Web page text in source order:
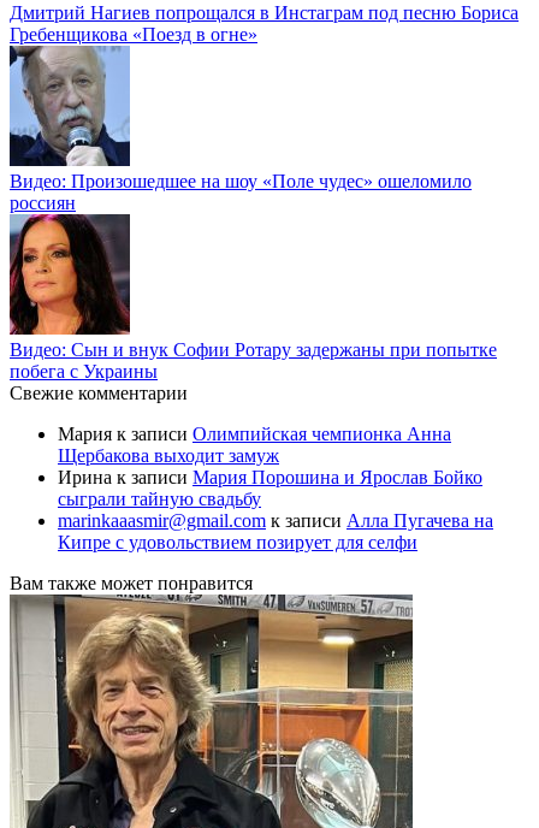
Дмитрий Нагиев попрощался в Инстаграм под песню Бориса
Гребенщикова «Поезд в огне»
Видео: Произошедшее на шоу «Поле чудес» ошеломило
россиян
Видео: Сын и внук Софии Ротару задержаны при попытке
побега с Украины
Свежие комментарии
Мария к записи Олимпийская чемпионка Анна
Щербакова выходит замуж
Ирина к записи Мария Порошина и Ярослав Бойко
сыграли тайную свадьбу
marinkaaasmir@gmail.com к записи Алла Пугачева на
Кипре с удовольствием позирует для селфи
Вам также может понравится